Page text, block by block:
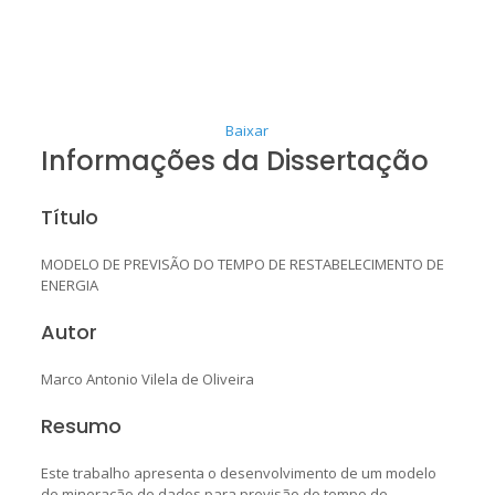
Baixar
Informações da Dissertação
Título
MODELO DE PREVISÃO DO TEMPO DE RESTABELECIMENTO DE
ENERGIA
Autor
Marco Antonio Vilela de Oliveira
Resumo
Este trabalho apresenta o desenvolvimento de um modelo